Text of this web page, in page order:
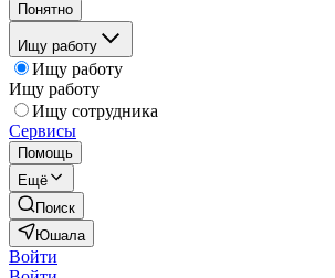
Понятно
Ищу работу
Ищу работу
Ищу работу
Ищу сотрудника
Сервисы
Помощь
Ещё
Поиск
Юшала
Войти